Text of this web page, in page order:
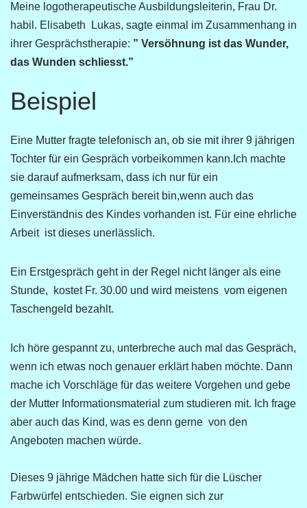
Meine logotherapeutische Ausbildungsleiterin, Frau Dr.
habil. Elisabeth Lukas, sagte einmal im Zusammenhang in
ihrer Gesprächstherapie: ” Versöhnung ist das Wunder,
das Wunden schliesst.”
Beispiel
Eine Mutter fragte telefonisch an, ob sie mit ihrer 9 jährigen
Tochter für ein Gespräch vorbeikommen kann.Ich machte
sie darauf aufmerksam, dass ich nur für ein
gemeinsames Gespräch bereit bin,wenn auch das
Einverständnis des Kindes vorhanden ist. Für eine ehrliche
Arbeit ist dieses unerlässlich.
Ein Erstgespräch geht in der Regel nicht länger als eine
Stunde, kostet Fr. 30.00 und wird meistens vom eigenen
Taschengeld bezahlt.
Ich höre gespannt zu, unterbreche auch mal das Gespräch,
wenn ich etwas noch genauer erklärt haben möchte. Dann
mache ich Vorschläge für das weitere Vorgehen und gebe
der Mutter Informationsmaterial zum studieren mit. Ich frage
aber auch das Kind, was es denn gerne von den
Angeboten machen würde.
Dieses 9 jährige Mädchen hatte sich für die Lüscher
Farbwürfel entschieden. Sie eignen sich zur